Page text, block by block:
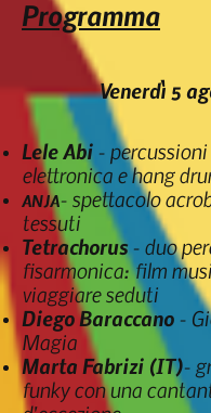
Programma
Venerdì 5
Lele Abi -
elettronica e hang
​ANJA- spettacolo
tessuti
Tetrachorus- duo
fisarmonica: film
viaggiare seduti
Diego Baraccano -
Magia
Marta Fabrizi (IT)-
funky con una